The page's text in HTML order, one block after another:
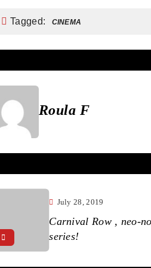
Tagged: CINEMA
Roula F
July 28, 2019
Carnival Row , neo-
series!